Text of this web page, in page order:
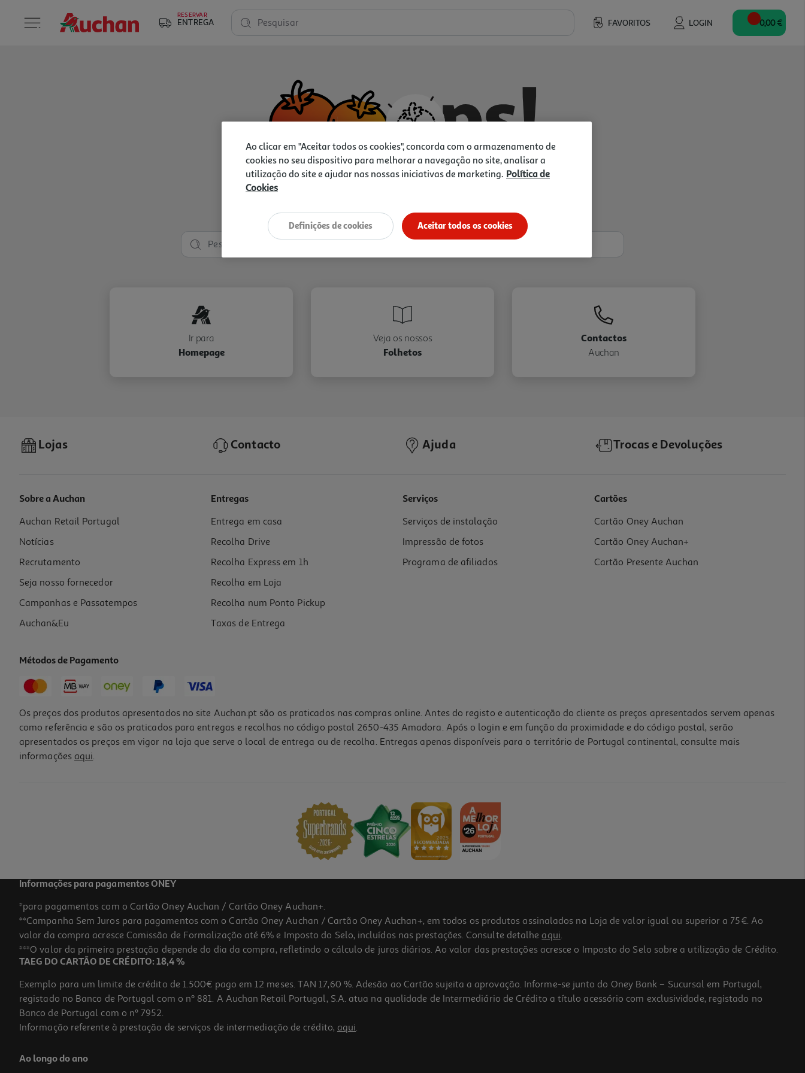
RESERVAR
ENTREGA FAVORITOS LOGIN
Pesquisar 0,00 €
Vamos tentar de novo?
Ir para
Homepage
Veja os nossos
Folhetos
Contactos
Auchan
Lojas Contacto Ajuda Trocas e Devoluções
Sobre a Auchan
Auchan Retail Portugal
Notícias
Recrutamento
Seja nosso fornecedor
Campanhas e Passatempos
Auchan&Eu
Entregas
Entrega em casa
Recolha Drive
Recolha Express em 1h
Recolha em Loja
Recolha num Ponto Pickup
Taxas de Entrega
Serviços
Serviços de instalação
Impressão de fotos
Programa de afiliados
Cartões
Cartão Oney Auchan
Cartão Oney Auchan+
Cartão Presente Auchan
Métodos de Pagamento
Os preços dos produtos apresentados no site Auchan.pt são os praticados nas compras online. Antes do registo e autenticação do cliente os preços apresentados servem apenas
como referência e são os praticados para entregas e recolhas no código postal 2650-435 Amadora. Após o login e em função da proximidade e do código postal, serão
apresentados os preços em vigor na loja que serve o local de entrega ou de recolha. Entregas apenas disponíveis para o território de Portugal continental, consulte mais
informações aqui.
Informações para pagamentos ONEY
*para pagamentos com o Cartão Oney Auchan / Cartão Oney Auchan+.
**Campanha Sem Juros para pagamentos com o Cartão Oney Auchan / Cartão Oney Auchan+, em todos os produtos assinalados na Loja de valor igual ou superior a 75€. Ao
valor da compra acresce Comissão de Formalização até 6% e Imposto do Selo, incluídos nas prestações. Consulte detalhe aqui.
***O valor da primeira prestação depende do dia da compra, refletindo o cálculo de juros diários. Ao valor das prestações acresce o Imposto do Selo sobre a utilização de Crédito.
TAEG DO CARTÃO DE CRÉDITO: 18,4 %
Exemplo para um limite de crédito de 1.500€ pago em 12 meses. TAN 17,60 %. Adesão ao Cartão sujeita a aprovação. Informe-se junto do Oney Bank – Sucursal em Portugal,
registado no Banco de Portugal com o nº 881. A Auchan Retail Portugal, S.A. atua na qualidade de Intermediário de Crédito a título acessório com exclusividade, registado no
Banco de Portugal com o nº 7952.
Informação referente à prestação de serviços de intermediação de crédito, aqui.
Ao longo do ano
Ao clicar em "Aceitar todos os cookies", concorda com o armazenamento de
cookies no seu dispositivo para melhorar a navegação no site, analisar a
utilização do site e ajudar nas nossas iniciativas de marketing. Política de
Cookies
Aceitar todos os cookies
Definições de cookies